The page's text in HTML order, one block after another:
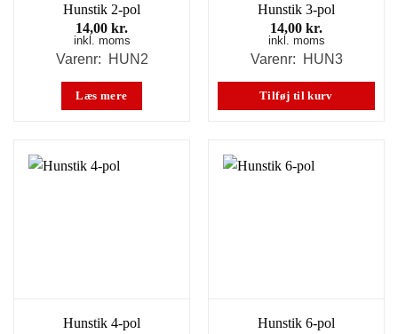
Hunstik 2-pol
14,00 kr.
inkl. moms
Varenr: HUN2
Læs mere
Hunstik 3-pol
14,00 kr.
inkl. moms
Varenr: HUN3
Tilføj til kurv
Hunstik 4-pol
Hunstik 6-pol